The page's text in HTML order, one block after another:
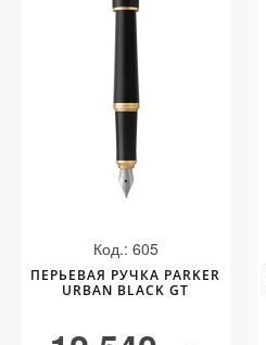
Код.: 605
ПЕРЬЕВАЯ РУЧКА PARKER
URBAN BLACK GT